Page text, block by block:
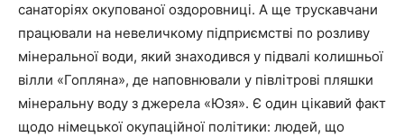
санаторіях окупованої оздоровниці. А ще трускавчани
працювали на невеличкому підприємстві по розливу
мінеральної води, який знаходився у підвалі колишньої
вілли «Гопляна», де наповнювали у півлітрові пляшки
мінеральну воду з джерела «Юзя». Є один цікавий факт
щодо німецької окупаційної політики: людей, що